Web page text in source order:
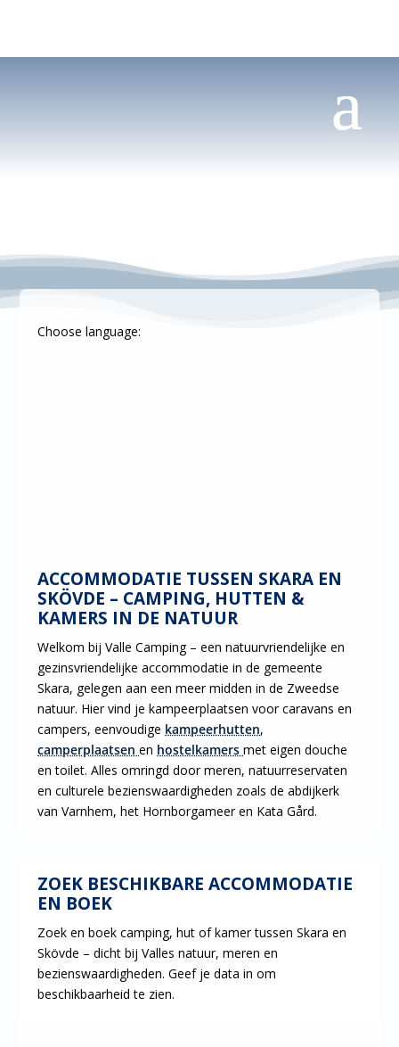
Choose language:
ACCOMMODATIE TUSSEN SKARA EN
SKÖVDE – CAMPING, HUTTEN &
KAMERS IN DE NATUUR
Welkom bij Valle Camping – een natuurvriendelijke en
gezinsvriendelijke accommodatie in de gemeente
Skara, gelegen aan een meer midden in de Zweedse
natuur. Hier vind je kampeerplaatsen voor caravans en
campers, eenvoudige kampeerhutten,
camperplaatsenen hostelkamersmet eigen douche
en toilet. Alles omringd door meren, natuurreservaten
en culturele bezienswaardigheden zoals de abdijkerk
van Varnhem, het Hornborgameer en Kata Gård.
ZOEK BESCHIKBARE ACCOMMODATIE
EN BOEK
Zoek en boek camping, hut of kamer tussen Skara en
Skövde – dicht bij Valles natuur, meren en
bezienswaardigheden. Geef je data in om
beschikbaarheid te zien.